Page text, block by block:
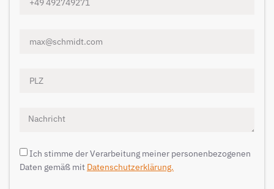
Ich stimme der Verarbeitung meiner personenbezogenen
Daten gemäß mit Datenschutzerklärung.